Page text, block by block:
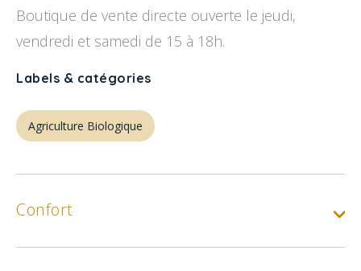
Boutique de vente directe ouverte le jeudi,
vendredi et samedi de 15 à 18h.
Labels & catégories
Agriculture Biologique
Confort